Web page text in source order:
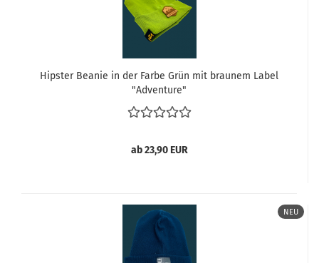
Hipster Beanie in der Farbe Grün mit braunem Label
"Adventure"
ab 23,90 EUR
NEU